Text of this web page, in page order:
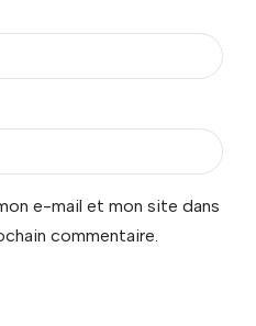
e-mail et mon site dans
commentaire.